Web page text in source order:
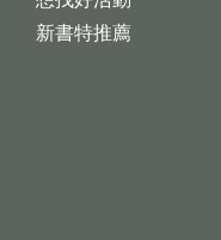
新書特推薦